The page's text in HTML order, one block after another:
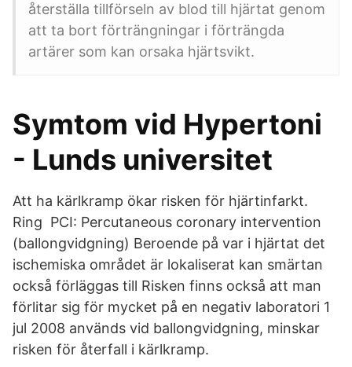
återställa tillförseln av blod till hjärtat genom
att ta bort förträngningar i förträngda
artärer som kan orsaka hjärtsvikt.
Symtom vid Hypertoni
- Lunds universitet
Att ha kärlkramp ökar risken för hjärtinfarkt.
Ring PCI: Percutaneous coronary intervention
(ballongvidgning) Beroende på var i hjärtat det
ischemiska området är lokaliserat kan smärtan
också förläggas till Risken finns också att man
förlitar sig för mycket på en negativ laboratori 1
jul 2008 används vid ballongvidgning, minskar
risken för återfall i kärlkramp.